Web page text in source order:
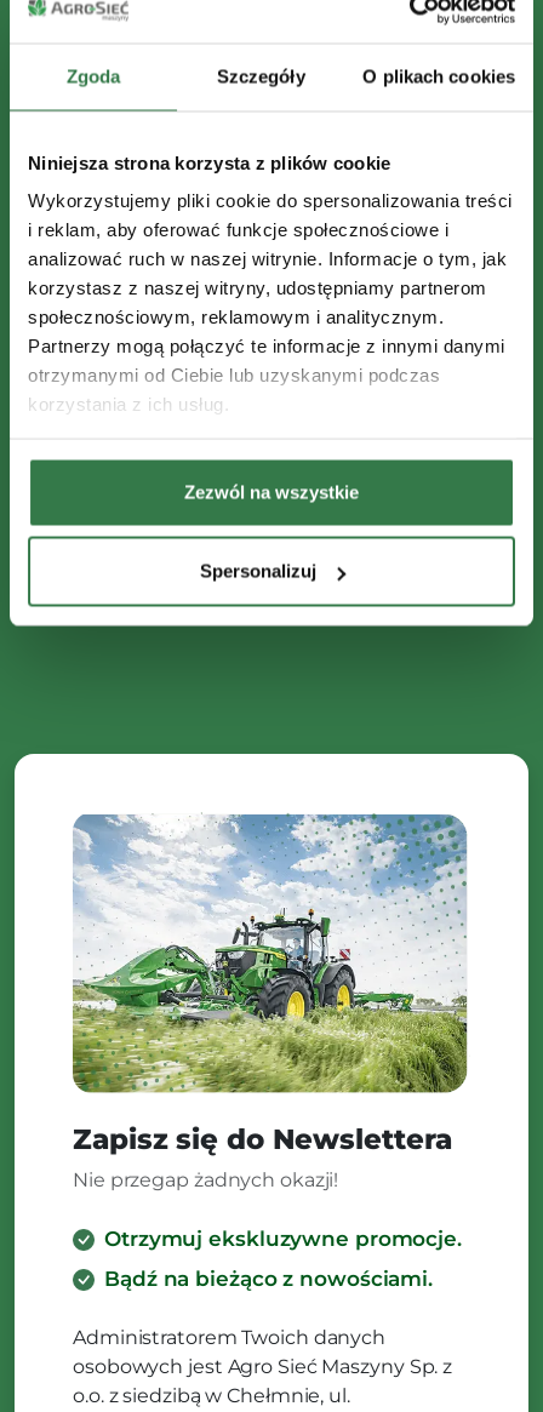
Zgoda Szczegóły O plikach cookies
Niniejsza strona korzysta z plików cookie
Wykorzystujemy pliki cookie do spersonalizowania treści
i reklam, aby oferować funkcje społecznościowe i
analizować ruch w naszej witrynie. Informacje o tym, jak
korzystasz z naszej witryny, udostępniamy partnerom
społecznościowym, reklamowym i analitycznym.
Partnerzy mogą połączyć te informacje z innymi danymi
otrzymanymi od Ciebie lub uzyskanymi podczas
korzystania z ich usług.
Zezwól na wszystkie
Spersonalizuj
Zapisz się do Newslettera
Nie przegap żadnych okazji!
Otrzymuj ekskluzywne promocje.
Bądź na bieżąco z nowościami.
Administratorem Twoich danych
osobowych jest Agro Sieć Maszyny Sp. z
o.o. z siedzibą w Chełmnie, ul.